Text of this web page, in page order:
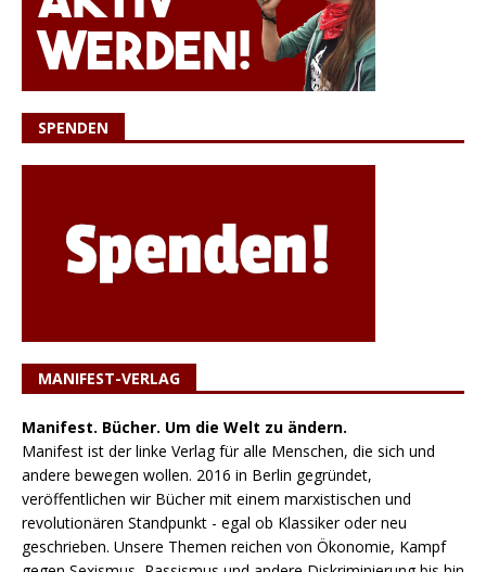
SPENDEN
MANIFEST-VERLAG
Manifest. Bücher. Um die Welt zu ändern.
Manifest ist der linke Verlag für alle Menschen, die sich und
andere bewegen wollen. 2016 in Berlin gegründet,
veröffentlichen wir Bücher mit einem marxistischen und
revolutionären Standpunkt - egal ob Klassiker oder neu
geschrieben. Unsere Themen reichen von Ökonomie, Kampf